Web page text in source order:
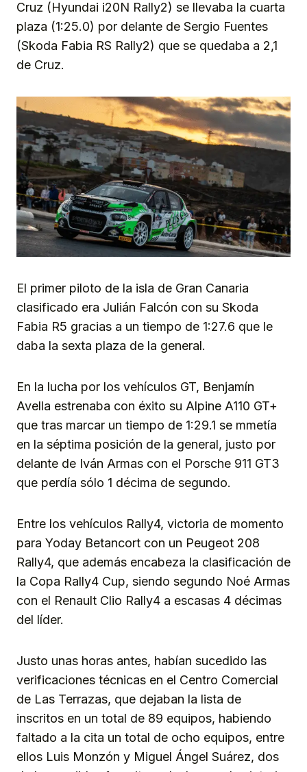
Cruz (Hyundai i20N Rally2) se llevaba la cuarta
plaza (1:25.0) por delante de Sergio Fuentes
(Skoda Fabia RS Rally2) que se quedaba a 2,1
de Cruz.
El primer piloto de la isla de Gran Canaria
clasificado era Julián Falcón con su Skoda
Fabia R5 gracias a un tiempo de 1:27.6 que le
daba la sexta plaza de la general.
En la lucha por los vehículos GT, Benjamín
Avella estrenaba con éxito su Alpine A110 GT+
que tras marcar un tiempo de 1:29.1 se mmetía
en la séptima posición de la general, justo por
delante de Iván Armas con el Porsche 911 GT3
que perdía sólo 1 décima de segundo.
Entre los vehículos Rally4, victoria de momento
para Yoday Betancort con un Peugeot 208
Rally4, que además encabeza la clasificación de
la Copa Rally4 Cup, siendo segundo Noé Armas
con el Renault Clio Rally4 a escasas 4 décimas
del líder.
Justo unas horas antes, habían sucedido las
verificaciones técnicas en el Centro Comercial
de Las Terrazas, que dejaban la lista de
inscritos en un total de 89 equipos, habiendo
faltado a la cita un total de ocho equipos, entre
ellos Luis Monzón y Miguel Ángel Suárez, dos